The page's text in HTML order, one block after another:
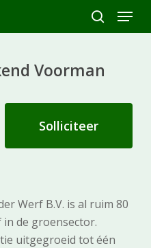
search
Menu
Voorman
Solliciteer
Werf B.V. is al ruim 80
de groensector.
uitgegroeid tot één